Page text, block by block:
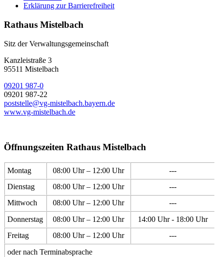
Erklärung zur Barrierefreiheit
Rathaus Mistelbach
Sitz der Verwaltungsgemeinschaft
Kanzleistraße 3
95511 Mistelbach
09201 987-0
09201 987-22
poststelle@vg-mistelbach.bayern.de
www.vg-mistelbach.de
Öffnungszeiten Rathaus Mistelbach
Montag 08:00 Uhr – 12:00 Uhr
---
Dienstag
08:00 Uhr – 12:00 Uhr
---
Mittwoch
08:00 Uhr – 12:00 Uhr
---
Donnerstag
08:00 Uhr – 12:00 Uhr
14:00 Uhr - 18:00 Uhr
Freitag
08:00 Uhr – 12:00 Uhr
---
oder nach Terminabsprache